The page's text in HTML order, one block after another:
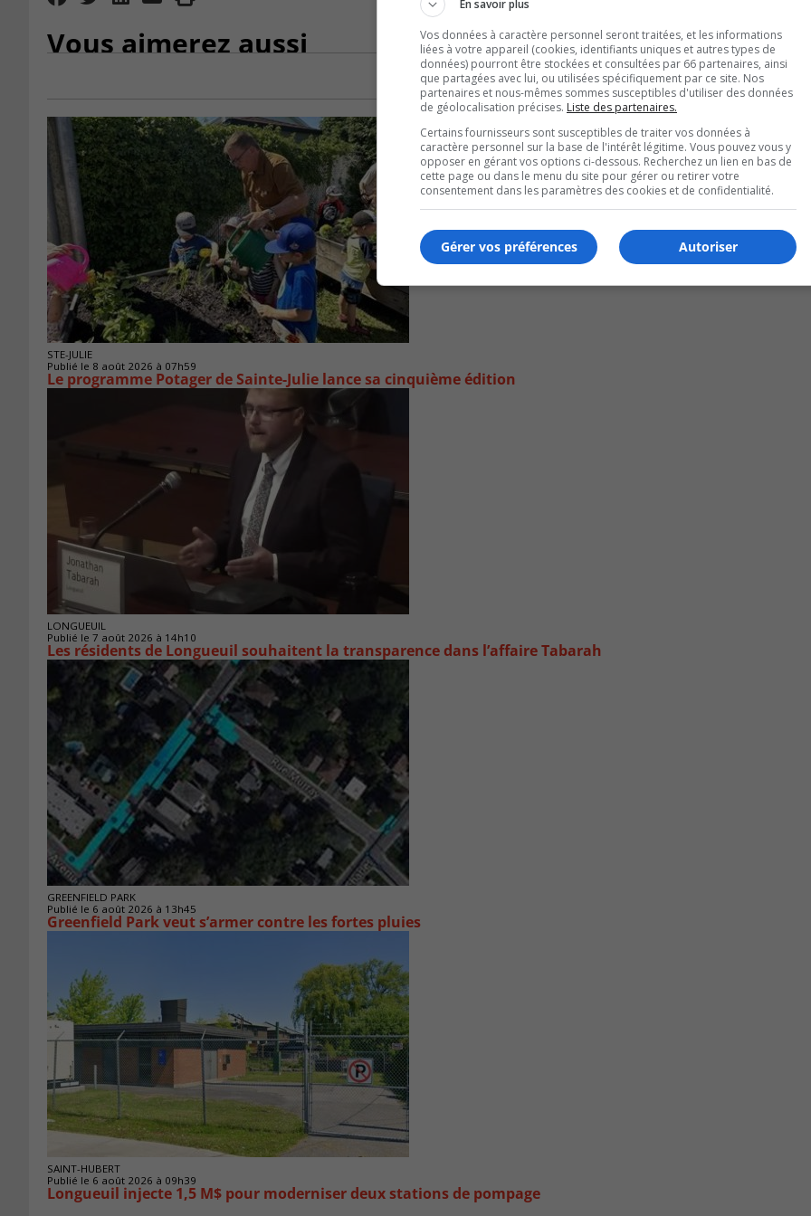
Vous aimerez aussi
STE-JULIE
Publié le 8 août 2026 à 07h59
Le programme Potager de Sainte-Julie lance sa cinquième édition
LONGUEUIL
Publié le 7 août 2026 à 14h10
Les résidents de Longueuil souhaitent la transparence dans l’affaire Tabarah
GREENFIELD PARK
Publié le 6 août 2026 à 13h45
Greenfield Park veut s’armer contre les fortes pluies
SAINT-HUBERT
Publié le 6 août 2026 à 09h39
Longueuil injecte 1,5 M$ pour moderniser deux stations de pompage
En savoir plus
Vos données à caractère personnel seront traitées, et les informations
liées à votre appareil (cookies, identifiants uniques et autres types de
données) pourront être stockées et consultées par 66 partenaires, ainsi
que partagées avec lui, ou utilisées spécifiquement par ce site. Nos
partenaires et nous-mêmes sommes susceptibles d'utiliser des données
de géolocalisation précises. Liste des partenaires.
Certains fournisseurs sont susceptibles de traiter vos données à
caractère personnel sur la base de l'intérêt légitime. Vous pouvez vous y
opposer en gérant vos options ci-dessous. Recherchez un lien en bas de
cette page ou dans le menu du site pour gérer ou retirer votre
consentement dans les paramètres des cookies et de confidentialité.
Autoriser
Gérer vos préférences